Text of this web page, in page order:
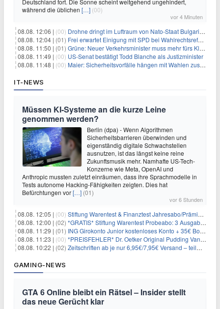
Deutschland fort. Die Sonne scheint weitgehend ungehindert,
während die üblichen […] (00)
vor 4 Minuten
08.08. 12:06 | (00) Drohne dringt im Luftraum von Nato-Staat Bulgarien ein
08.08. 12:04 | (01) Frei erwartet Einigung mit SPD bei Wahlrechtsreform
08.08. 11:50 | (01) Grüne: Neuer Verkehrsminister muss mehr fürs Klima tun
08.08. 11:49 | (00) US-Senat bestätigt Todd Blanche als Justizminister
08.08. 11:48 | (00) Maier: Sicherheitsvorfälle hängen mit Wahlen zusammen
IT-NEWS
Müssen KI-Systeme an die kurze Leine
genommen werden?
Berlin (dpa) - Wenn Algorithmen
Sicherheitsbarrieren überwinden und
eigenständig digitale Schwachstellen
ausnutzen, ist das längst keine reine
Zukunftsmusik mehr. Namhafte US-Tech-
Konzerne wie Meta, OpenAI und
Anthropic mussten zuletzt einräumen, dass ihre Sprachmodelle in
Tests autonome Hacking-Fähigkeiten zeigten. Dies hat
Befürchtungen vor[…] (01)
vor 6 Stunden
08.08. 12:05 | (00) Stiftung Warentest & Finanztest Jahresabo/Prämienabo für 35€ + Buchprämie
08.08. 12:00 | (02) *GRATIS* Stiftung Warentest Probeabo: 3 Ausgaben gratis im Wert von 25,20€
08.08. 11:29 | (01) ING Girokonto Junior kostenloses Konto + 35€ Bonus
08.08. 11:23 | (00) *PREISFEHLER* Dr. Oetker Original Pudding Vanille 22er-Pack für 2,97€
08.08. 10:22 | (02) Zeitschriften ab je nur 6,95€/7,95€ Versand – teilweise selbstkündigend!
GAMING-NEWS
GTA 6 Online bleibt ein Rätsel – Insider stellt
das neue Gerücht klar